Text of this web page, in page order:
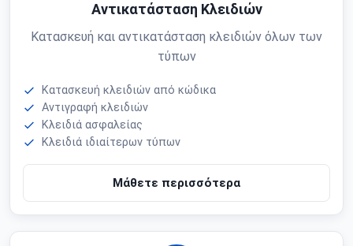
Αντικατάσταση Κλειδιών
Κατασκευή και αντικατάσταση κλειδιών όλων των
τύπων
Κατασκευή κλειδιών από κώδικα
Αντιγραφή κλειδιών
Κλειδιά ασφαλείας
Κλειδιά ιδιαίτερων τύπων
Μάθετε περισσότερα